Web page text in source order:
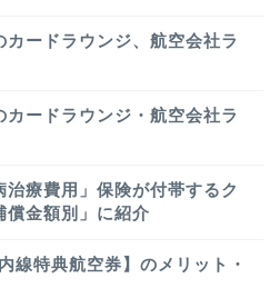
ードラウンジ、航空会社ラ
ードラウンジ・航空会社ラ
治療費用」保険が付帯するク
償金額別」に紹介
線特典航空券】のメリット・